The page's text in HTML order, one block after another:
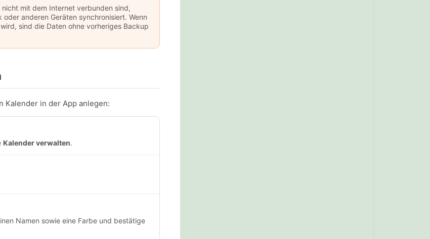
mit dem Internet verbunden sind,
anderen Geräten synchronisiert. Wenn
sind die Daten ohne vorheriges Backup
Kalender in der App anlegen:
Kalender verwalten.
Namen sowie eine Farbe und bestätige